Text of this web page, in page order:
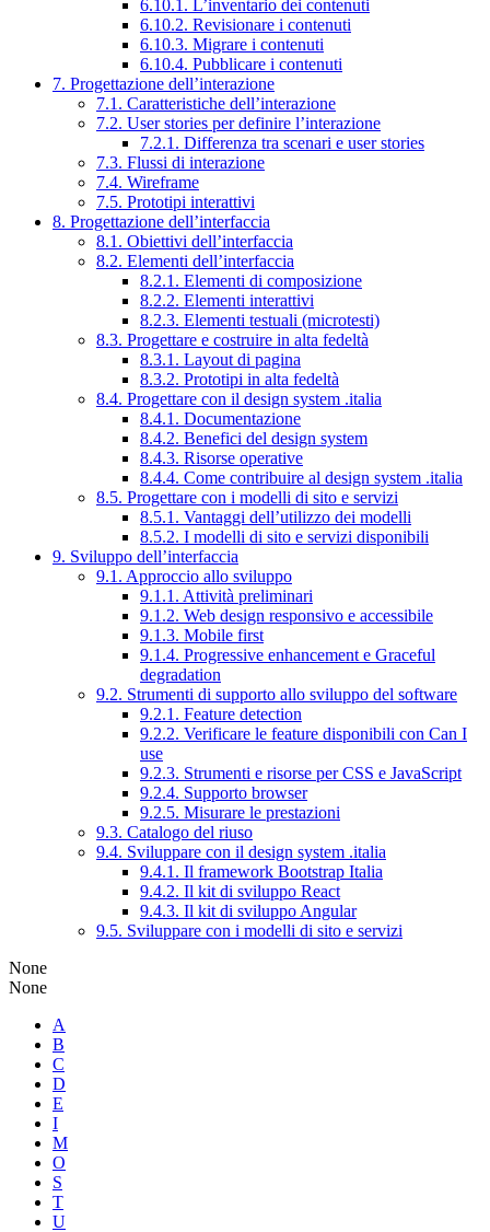
6.10.1. L’inventario dei contenuti
6.10.2. Revisionare i contenuti
6.10.3. Migrare i contenuti
6.10.4. Pubblicare i contenuti
7. Progettazione dell’interazione
7.1. Caratteristiche dell’interazione
7.2. User stories per definire l’interazione
7.2.1. Differenza tra scenari e user stories
7.3. Flussi di interazione
7.4. Wireframe
7.5. Prototipi interattivi
8. Progettazione dell’interfaccia
8.1. Obiettivi dell’interfaccia
8.2. Elementi dell’interfaccia
8.2.1. Elementi di composizione
8.2.2. Elementi interattivi
8.2.3. Elementi testuali (microtesti)
8.3. Progettare e costruire in alta fedeltà
8.3.1. Layout di pagina
8.3.2. Prototipi in alta fedeltà
8.4. Progettare con il design system .italia
8.4.1. Documentazione
8.4.2. Benefici del design system
8.4.3. Risorse operative
8.4.4. Come contribuire al design system .italia
8.5. Progettare con i modelli di sito e servizi
8.5.1. Vantaggi dell’utilizzo dei modelli
8.5.2. I modelli di sito e servizi disponibili
9. Sviluppo dell’interfaccia
9.1. Approccio allo sviluppo
9.1.1. Attività preliminari
9.1.2. Web design responsivo e accessibile
9.1.3. Mobile first
9.1.4. Progressive enhancement e Graceful
degradation
9.2. Strumenti di supporto allo sviluppo del software
9.2.1. Feature detection
9.2.2. Verificare le feature disponibili con Can I
use
9.2.3. Strumenti e risorse per CSS e JavaScript
9.2.4. Supporto browser
9.2.5. Misurare le prestazioni
9.3. Catalogo del riuso
9.4. Sviluppare con il design system .italia
9.4.1. Il framework Bootstrap Italia
9.4.2. Il kit di sviluppo React
9.4.3. Il kit di sviluppo Angular
9.5. Sviluppare con i modelli di sito e servizi
None
None
A
B
C
D
E
I
M
O
S
T
U